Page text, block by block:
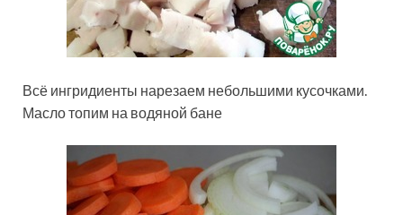
Всё ингридиенты нарезаем небольшими кусочками.
Масло топим на водяной бане